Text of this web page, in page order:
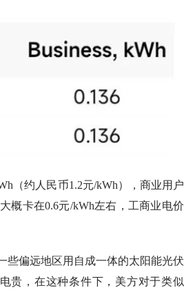
（约人民币1.2元/kWh），商业用户
概卡在0.6元/kWh左右，工商业电价
些偏远地区用自成一体的太阳能光伏
贵，在这种条件下，美方对于类似